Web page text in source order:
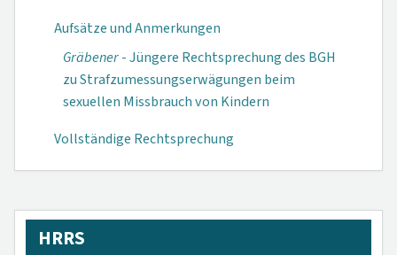
Aufsätze und Anmerkungen
Gräbener- Jüngere Rechtsprechung des BGH
zu Strafzumessungserwägungen beim
sexuellen Missbrauch von Kindern
Vollständige Rechtsprechung
HRRS